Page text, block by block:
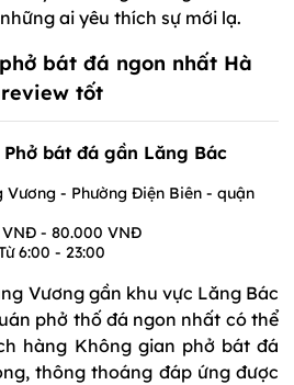
ai yêu thích sự mới lạ.
bát đá ngon nhất Hà
tốt
bát đá gần Lăng Bác
Vương - Phường Điện Biên - quận
- 80.000 VNĐ
6:00 - 23:00
Vương gần khu vực Lăng Bác
phở thố đá ngon nhất có thể
hàng Không gian phở bát đá
thông thoáng đáp ứng được